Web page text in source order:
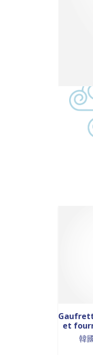
et
韓